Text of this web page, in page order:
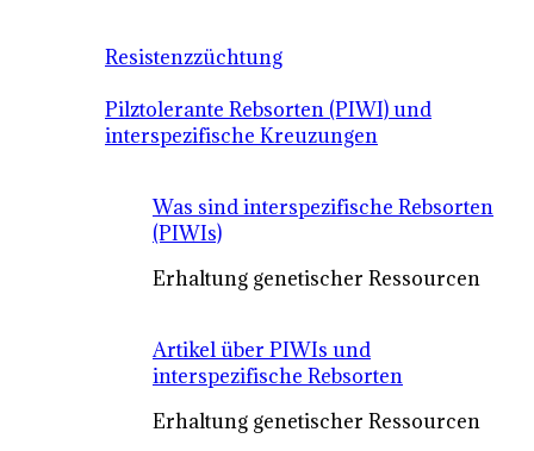
Resistenzzüchtung
Pilztolerante Rebsorten (PIWI) und
interspezifische Kreuzungen
Was sind interspezifische Rebsorten
(PIWIs)
Erhaltung genetischer Ressourcen
Artikel über PIWIs und
interspezifische Rebsorten
Erhaltung genetischer Ressourcen